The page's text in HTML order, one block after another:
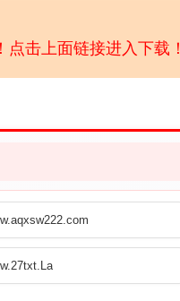
点击上面链接进入下载！